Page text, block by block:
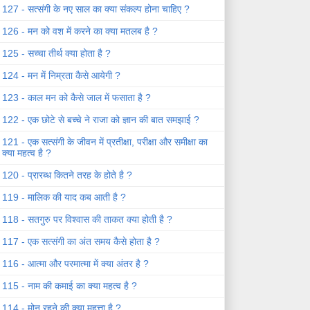
127 - सत्संगी के नए साल का क्या संकल्प होना चाहिए ?
126 - मन को वश में करने का क्या मतलब है ?
125 - सच्चा तीर्थ क्या होता है ?
124 - मन में निम्रता कैसे आयेगी ?
123 - काल मन को कैसे जाल में फसाता है ?
122 - एक छोटे से बच्चे ने राजा को ज्ञान की बात समझाई ?
121 - एक सत्संगी के जीवन में प्रतीक्षा, परीक्षा और समीक्षा का
क्या महत्व है ?
120 - प्रारब्ध कितने तरह के होते है ?
119 - मालिक की याद कब आती है ?
118 - सतगुरु पर विश्वास की ताकत क्या होती है ?
117 - एक सत्संगी का अंत समय कैसे होता है ?
116 - आत्मा और परमात्मा में क्या अंतर है ?
115 - नाम की कमाई का क्या महत्व है ?
114 - मोन रहने की क्या महत्ता है ?